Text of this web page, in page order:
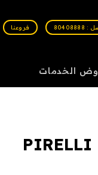
فروعنا
الخدمات
PIRELLI